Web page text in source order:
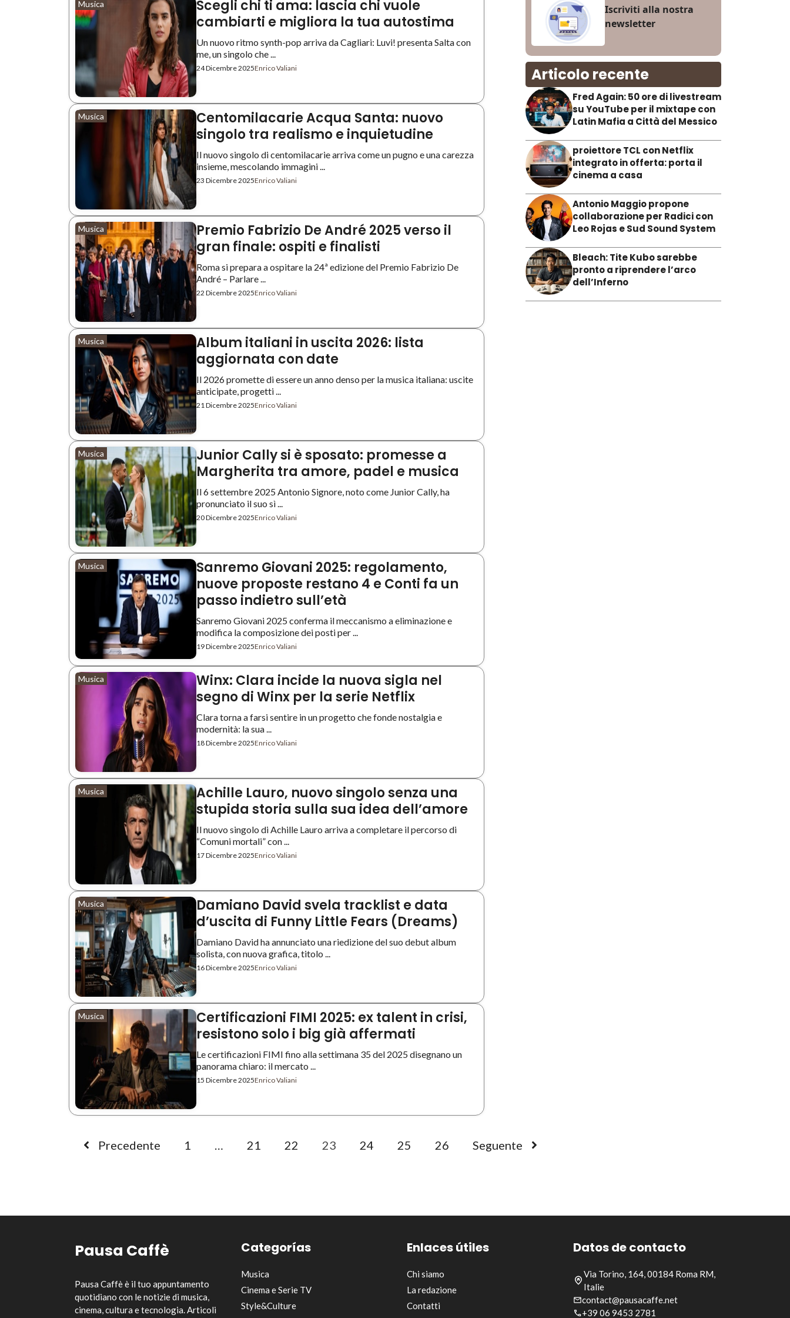
Musica
Scegli chi ti ama: lascia chi vuole
cambiarti e migliora la tua autostima
Un nuovo ritmo synth-pop arriva da Cagliari: Luvi! presenta Salta con
me, un singolo che ...
24 Dicembre 2025Enrico Valiani
Musica
Centomilacarie Acqua Santa: nuovo
singolo tra realismo e inquietudine
Il nuovo singolo di centomilacarie arriva come un pugno e una carezza
insieme, mescolando immagini ...
23 Dicembre 2025Enrico Valiani
Musica
Premio Fabrizio De André 2025 verso il
gran finale: ospiti e finalisti
Roma si prepara a ospitare la 24ª edizione del Premio Fabrizio De
André – Parlare ...
22 Dicembre 2025Enrico Valiani
Musica
Album italiani in uscita 2026: lista
aggiornata con date
Il 2026 promette di essere un anno denso per la musica italiana: uscite
anticipate, progetti ...
21 Dicembre 2025Enrico Valiani
Musica
Junior Cally si è sposato: promesse a
Margherita tra amore, padel e musica
Il 6 settembre 2025 Antonio Signore, noto come Junior Cally, ha
pronunciato il suo sì ...
20 Dicembre 2025Enrico Valiani
Musica
Sanremo Giovani 2025: regolamento,
nuove proposte restano 4 e Conti fa un
passo indietro sull’età
Sanremo Giovani 2025 conferma il meccanismo a eliminazione e
modifica la composizione dei posti per ...
19 Dicembre 2025Enrico Valiani
Musica
Winx: Clara incide la nuova sigla nel
segno di Winx per la serie Netflix
Clara torna a farsi sentire in un progetto che fonde nostalgia e
modernità: la sua ...
18 Dicembre 2025Enrico Valiani
Musica
Achille Lauro, nuovo singolo senza una
stupida storia sulla sua idea dell’amore
Il nuovo singolo di Achille Lauro arriva a completare il percorso di
“Comuni mortali” con ...
17 Dicembre 2025Enrico Valiani
Musica
Damiano David svela tracklist e data
d’uscita di Funny Little Fears (Dreams)
Damiano David ha annunciato una riedizione del suo debut album
solista, con nuova grafica, titolo ...
16 Dicembre 2025Enrico Valiani
Musica
Certificazioni FIMI 2025: ex talent in crisi,
resistono solo i big già affermati
Le certificazioni FIMI fino alla settimana 35 del 2025 disegnano un
panorama chiaro: il mercato ...
15 Dicembre 2025Enrico Valiani
Precedente 1 … 21 22 23 24 25 26 Seguente
Iscriviti alla nostra
newsletter
Articolo recente
Fred Again: 50 ore di livestream
su YouTube per il mixtape con
Latin Mafia a Città del Messico
proiettore TCL con Netflix
integrato in offerta: porta il
cinema a casa
Antonio Maggio propone
collaborazione per Radici con
Leo Rojas e Sud Sound System
Bleach: Tite Kubo sarebbe
pronto a riprendere l’arco
dell’Inferno
Pausa Caffè
Pausa Caffè è il tuo appuntamento
quotidiano con le notizie di musica,
cinema, cultura e tecnologia. Articoli
Categorías
Musica
Cinema e Serie TV
Style&Culture
Enlaces útiles
Chi siamo
La redazione
Contatti
Datos de contacto
Via Torino, 164, 00184 Roma RM,
Italie
contact@pausacaffe.net
+39 06 9453 2781